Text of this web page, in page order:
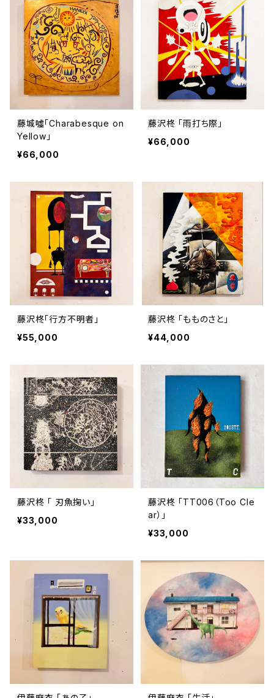
藤城噓「Charabesque on
Yellow」
¥66,000
藤沢柊 「雨打ち際」
¥66,000
藤沢柊「行方不明者」
¥55,000
藤沢柊 「もものさと」
¥44,000
藤沢柊 「 刃魚掬い」
¥33,000
藤沢柊 「TT006（Too Cle
ar）」
¥33,000